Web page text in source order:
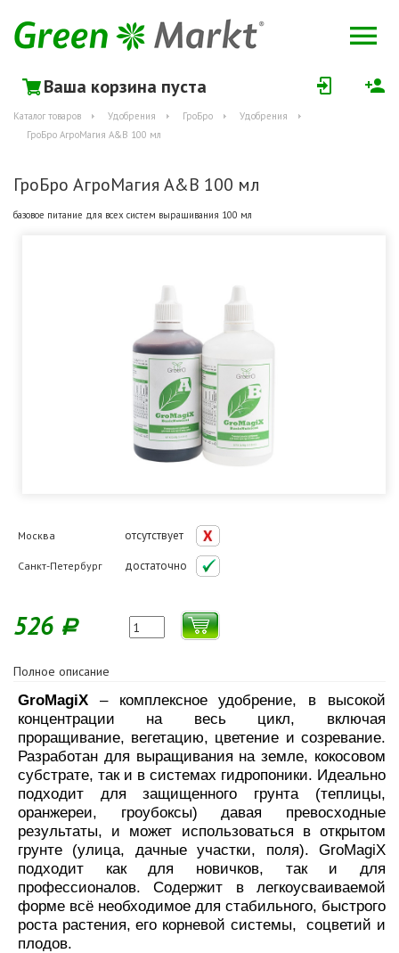
Ваша корзина пуста
Каталог товаров Удобрения ГроБро
Удобрения
ГроБро АгроМагия A&B 100 мл
ГроБро АгроМагия A&B 100 мл
базовое питание для всех систем выращивания 100 мл
Москва отсутствует
Санкт-Петербург достаточно
526 Р
Полное описание
GroMagiX – комплексное удобрение, в высокой
концентрации на весь цикл, включая
проращивание, вегетацию, цветение и созревание.
Разработан для выращивания на земле, кокосовом
субстрате, так и в системах гидропоники. Идеально
подходит для защищенного грунта (теплицы,
оранжереи, гроубоксы) давая превосходные
результаты, и может использоваться в открытом
грунте (улица, дачные участки, поля). GroMagiX
подходит как для новичков, так и для
профессионалов.Содержит в легкоусваиваемой
форме всё необходимое для стабильного, быстрого
роста растения, его корневой системы, соцветий и
плодов.